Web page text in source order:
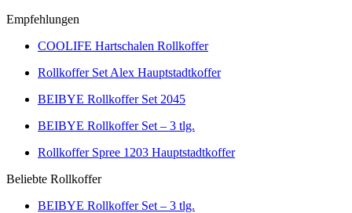
Empfehlungen
COOLIFE Hartschalen Rollkoffer
Rollkoffer Set Alex Hauptstadtkoffer
BEIBYE Rollkoffer Set 2045
BEIBYE Rollkoffer Set – 3 tlg.
Rollkoffer Spree 1203 Hauptstadtkoffer
Beliebte Rollkoffer
BEIBYE Rollkoffer Set – 3 tlg.